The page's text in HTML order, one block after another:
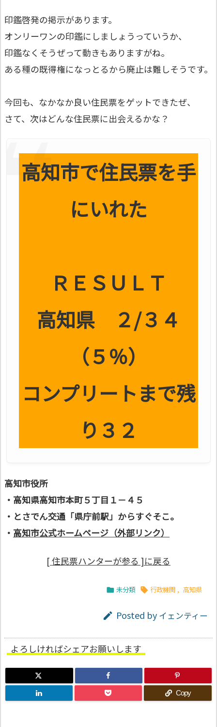
印鑑啓発の掲示があります。
オンリーワンの印鑑にしましょうっていうか、
印鑑なくそうぜって動きもありますがね。
ある種の既得権になっとるから廃止は難しそうです。
今回も、なかなか良い住民票をゲットできたぜ、
さて、次はどんな住民票に出会えるかな？
高知市で住民票を手
にいれた
ＲＥＳＵＬＴ
高知県 ２/３４
（５％）
コンプリートまで残
り３２
高知市役所
・高知県高知市本町５丁目１－４５
・とさでん交通「県庁前駅」からすぐそこ。
・ 高知市公式ホームページ（外部リンク）
[ 住民票ハンターが参る ]に戻る
 未分類  行政機関 , 高知県
 Posted by イェンティー
よろしければシェアお願いします
Copy